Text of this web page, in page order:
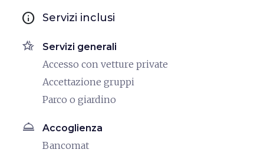
info Servizi inclusi
hotel_class Servizi generali
Accesso con vetture private
Accettazione gruppi
Parco o giardino
room_service Accoglienza
Bancomat